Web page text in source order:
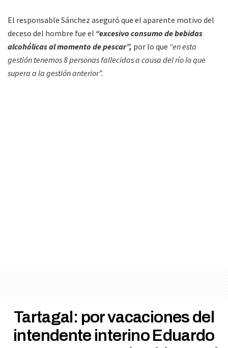
El responsable Sánchez aseguró que el aparente motivo del
deceso del hombre fue el “excesivo consumo de bebidas
alcohólicas al momento de pescar”, por lo que “en esta
gestión tenemos 8 personas fallecidas a causa del río lo que
supera a la gestión anterior”.
Tartagal: por vacaciones del
intendente interino Eduardo